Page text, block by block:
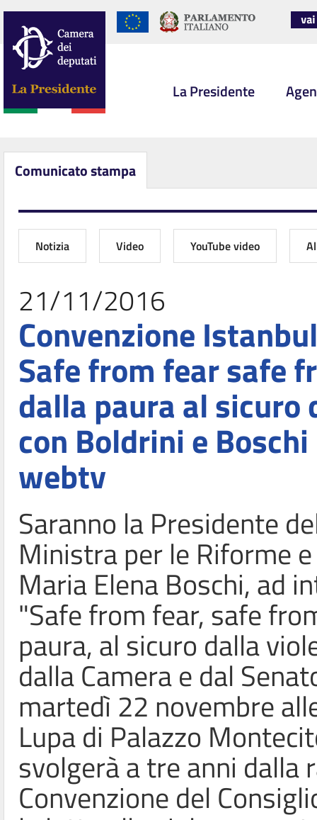
La Presidente
Comunicato stampa
Notizia Video YouTube video
21/11/2016
Convenzione
Safe from fear safe
dalla paura al
con Boldrini e
webtv
Saranno la Presidente
Ministra per le Riforme
Maria Elena Boschi, ad
"Safe from fear, safe
paura, al sicuro dalla
dalla Camera e dal
martedì 22 novembre
Lupa di Palazzo
svolgerà a tre anni dalla
Convenzione del